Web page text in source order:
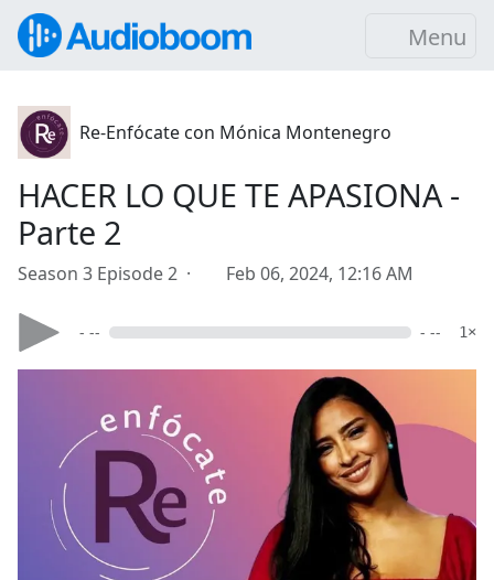
Menu
Re-Enfócate con Mónica Montenegro
HACER LO QUE TE APASIONA -
Parte 2
Season 3 Episode 2 · Feb 06, 2024, 12:16 AM
- -- - -- 1×